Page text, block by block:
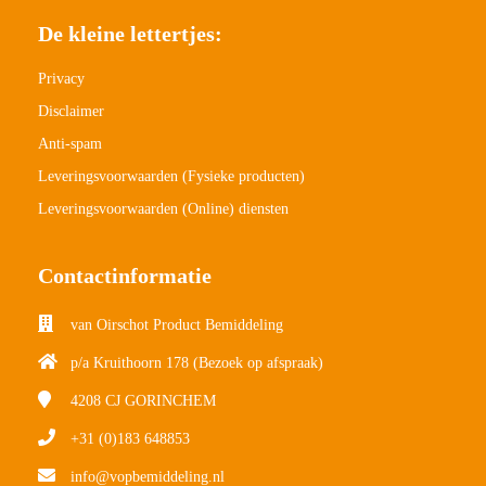
De kleine lettertjes:
Privacy
Disclaimer
Anti-spam
Leveringsvoorwaarden (Fysieke producten)
Leveringsvoorwaarden (Online) diensten
Contactinformatie
van Oirschot Product Bemiddeling
p/a Kruithoorn 178 (Bezoek op afspraak)
4208 CJ GORINCHEM
+31 (0)183 648853
info@vopbemiddeling.nl